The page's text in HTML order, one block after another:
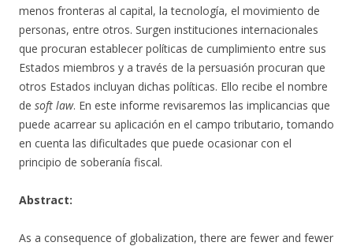
menos fronteras al capital, la tecnología, el movimiento de
personas, entre otros. Surgen instituciones internacionales
que procuran establecer políticas de cumplimiento entre sus
Estados miembros y a través de la persuasión procuran que
otros Estados incluyan dichas políticas. Ello recibe el nombre
de soft law. En este informe revisaremos las implicancias que
puede acarrear su aplicación en el campo tributario, tomando
en cuenta las dificultades que puede ocasionar con el
principio de soberanía fiscal.
Abstract:
As a consequence of globalization, there are fewer and fewer